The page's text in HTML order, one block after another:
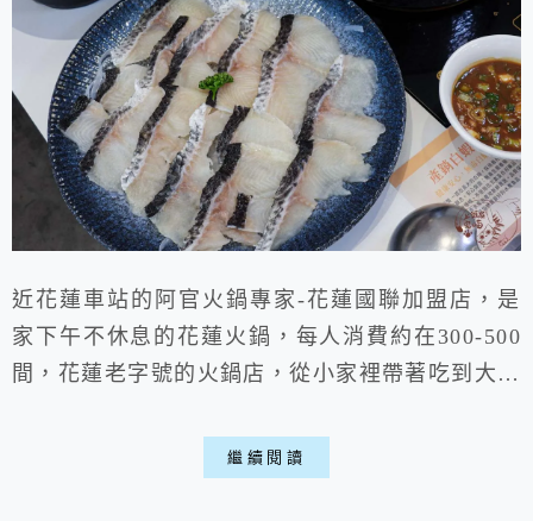
近花蓮車站的阿官火鍋專家-花蓮國聯加盟店，是
家下午不休息的花蓮火鍋，每人消費約在300-500
間，花蓮老字號的火鍋店，從小家裡帶著吃到大，
淋，阿官的沙茶醬特別好吃，有他們的特色在，假
設來玩要改火車，這邊會是比較方便的花蓮餐廳，
繼續閱讀